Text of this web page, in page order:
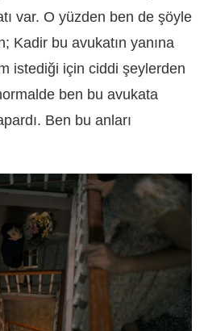
var. O yüzden ben de şöyle
Kadir bu avukatın yanına
istediği için ciddi şeylerden
ben bu avukata
Ben bu anları